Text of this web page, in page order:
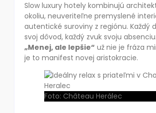
Slow luxury hotely kombinujú
okoliu, neuveriteľne premyslené
autentické suroviny z regiónu. Každý
svoj dôvod, každý zvuk svoju absenciu.
„Menej, ale lepšie“ už nie je fráza
je to manifest novej aristokracie.
Foto: Château Herálec